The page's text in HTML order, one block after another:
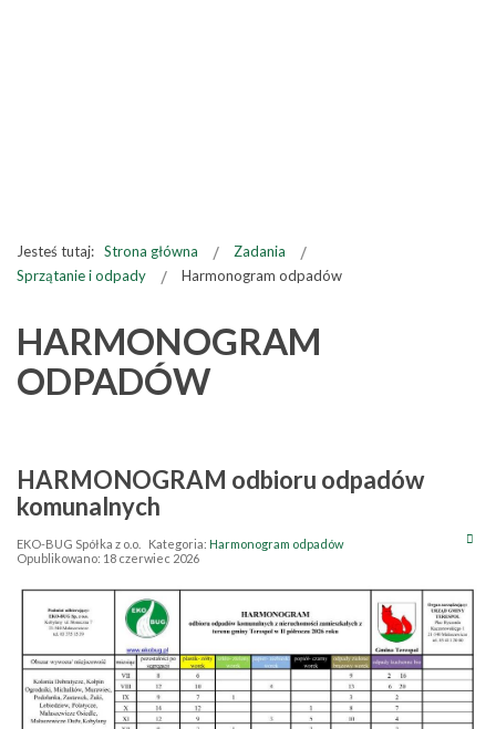
Jesteś tutaj: Strona główna
Zadania
Sprzątanie i odpady
Harmonogram odpadów
HARMONOGRAM
ODPADÓW
HARMONOGRAM odbioru odpadów
komunalnych
EKO-BUG Spółka z o.o. Kategoria: Harmonogram odpadów
Opublikowano: 18 czerwiec 2026